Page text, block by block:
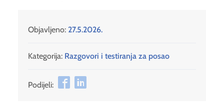
Objavljeno: 27.5.2026.
Kategorija: Razgovori i testiranja za posao
Podijeli: